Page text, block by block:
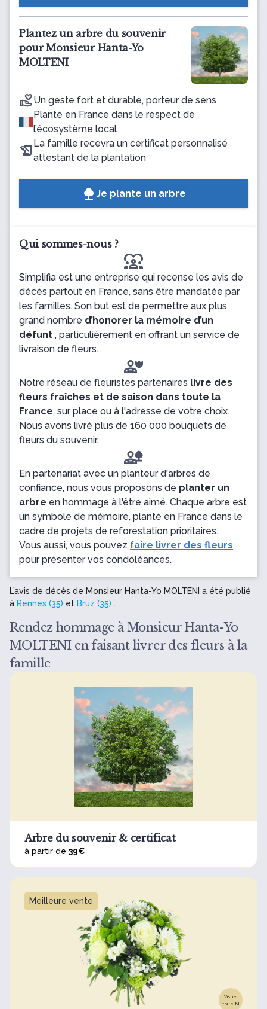
Plantez un arbre du souvenir
pour Monsieur Hanta-Yo
MOLTENI
Un geste fort et durable, porteur de sens
Planté en France dans le respect de
l’écosystème local
La famille recevra un certificat personnalisé
attestant de la plantation
Je plante un arbre
Qui sommes-nous ?
diversity_1
Simplifia est une entreprise qui recense les avis de
décès partout en France, sans être mandatée par
les familles. Son but est de permettre aux plus
grand nombre d’honorer la mémoire d’un
défunt , particulièrement en offrant un service de
livraison de fleurs.
Notre réseau de fleuristes partenaires livre des
fleurs fraîches et de saison dans toute la
France, sur place ou à l'adresse de votre choix.
Nous avons livré plus de 160 000 bouquets de
fleurs du souvenir.
En partenariat avec un planteur d'arbres de
confiance, nous vous proposons de planter un
arbre en hommage à l'être aimé. Chaque arbre est
un symbole de mémoire, planté en France dans le
cadre de projets de reforestation prioritaires.
Vous aussi, vous pouvez faire livrer des fleurs
pour présenter vos condoléances.
L’avis de décès de Monsieur Hanta-Yo MOLTENI a été publié
à Rennes (35) et Bruz (35) .
Rendez hommage à Monsieur Hanta-Yo
MOLTENI en faisant livrer des fleurs à la
famille
Arbre du souvenir & certificat
à partir de 39€
Meilleure vente
Visuel
taille M